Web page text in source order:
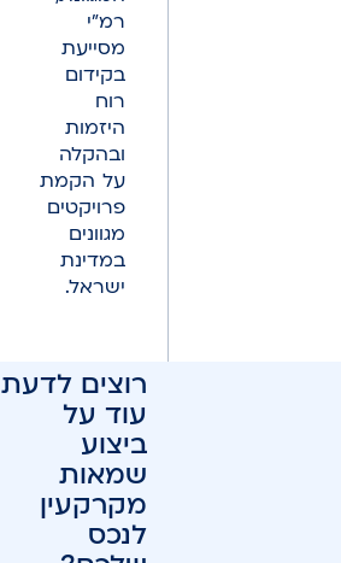
רמ"י
מסייעת
בקידום
רוח
היזמות
ובהקלה
על הקמת
פרויקטים
מגוונים
במדינת
ישראל.
רוצים לדעת
עוד על
ביצוע
שמאות
מקרקעין
לנכס